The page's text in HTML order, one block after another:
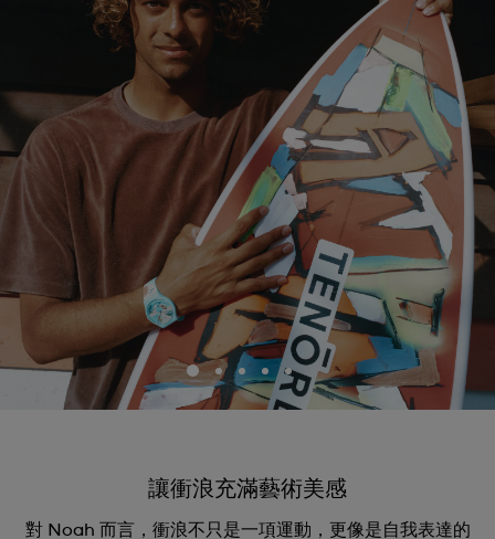
讓衝浪充滿藝術美感
對 Noah 而言，衝浪不只是一項運動，更像是自我表達的